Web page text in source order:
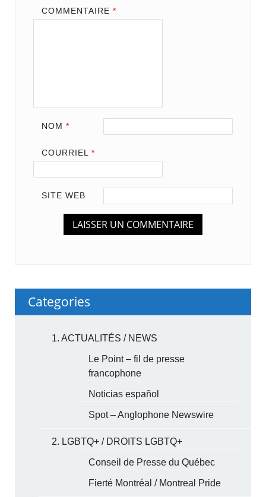
COMMENTAIRE *
NOM *
COURRIEL *
SITE WEB
Categories
1. ACTUALITÉS / NEWS
Le Point – fil de presse
francophone
Noticias español
Spot – Anglophone Newswire
2. LGBTQ+ / DROITS LGBTQ+
Conseil de Presse du Québec
Fierté Montréal / Montreal Pride